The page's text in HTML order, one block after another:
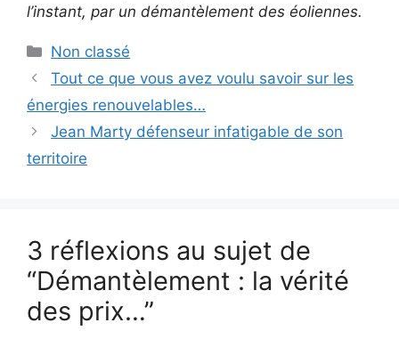
l’instant, par un démantèlement des éoliennes.
Catégories
Non classé
Tout ce que vous avez voulu savoir sur les
énergies renouvelables…
Jean Marty défenseur infatigable de son
territoire
3 réflexions au sujet de
“Démantèlement : la vérité
des prix…”